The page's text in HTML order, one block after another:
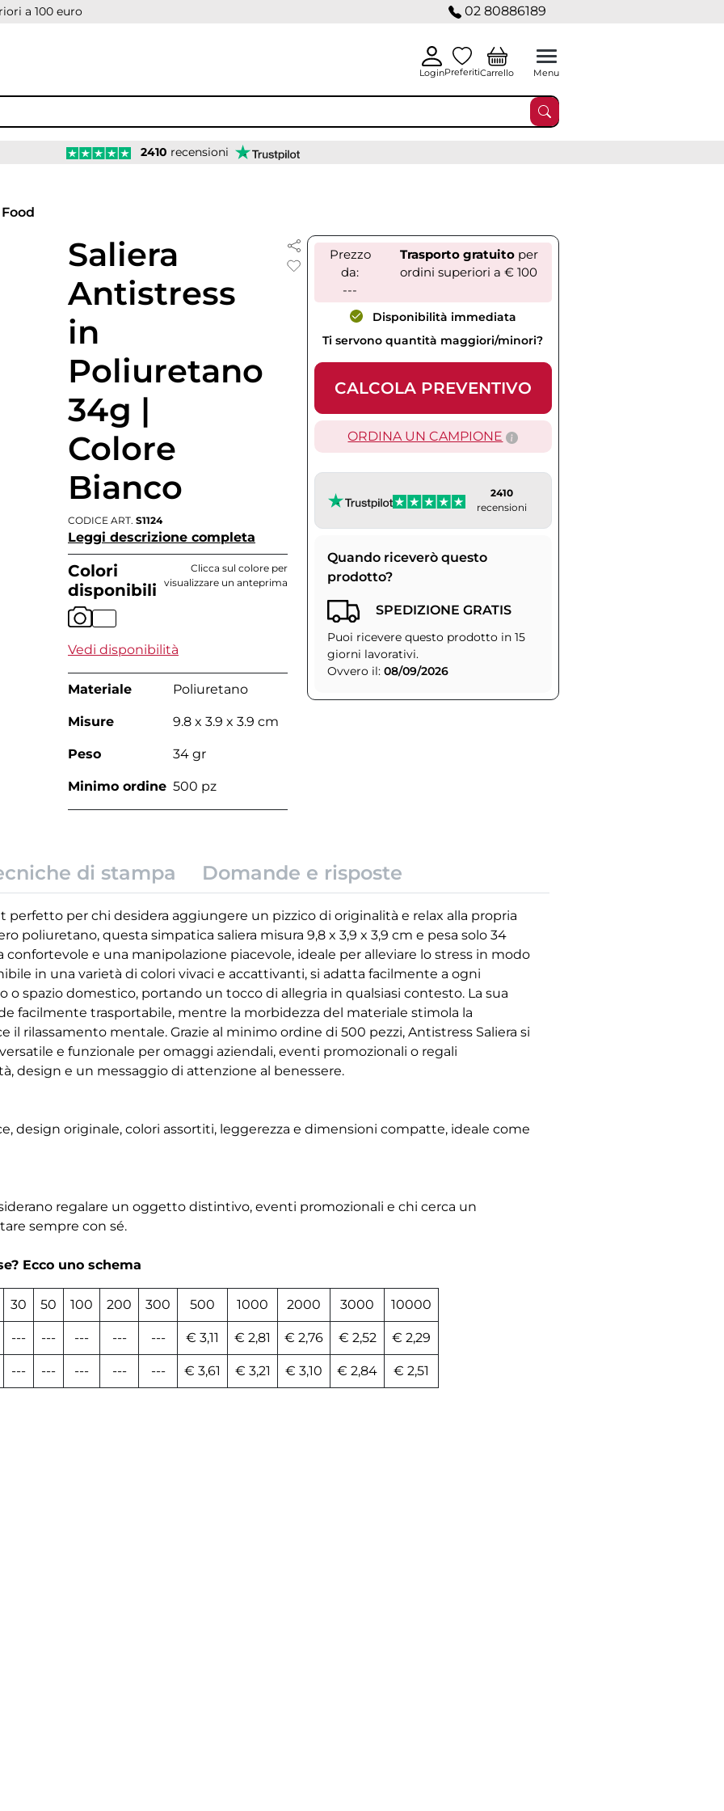
a 100 euro 02 80886189
LoginPreferitiCarrello Menu
2410 recensioni
Food
Saliera
Antistress
in
Poliuretano
34g |
Colore
Bianco
CODICE ART. S1124
Leggi descrizione completa
Colori
disponibili
Clicca sul colore per
visualizzare un anteprima
Vedi disponibilità
Materiale Poliuretano
Misure 9.8 x 3.9 x 3.9 cm
Peso 34 gr
Minimo ordine 500 pz
Prezzo
da:
---
Trasporto gratuitoper
ordini superiori a € 100
Disponibilità immediata
Ti servono quantità maggiori/minori?
CALCOLA PREVENTIVO
ORDINA UN CAMPIONE
2410
recensioni
Quando riceverò questo
prodotto?
SPEDIZIONE GRATIS
Puoi ricevere questo prodotto in 15
giorni lavorativi.
Ovvero il: 08/09/2026
di stampa Domande e risposte
perfetto per chi desidera aggiungere un pizzico di originalità e relax alla propria
poliuretano, questa simpatica saliera misura 9,8 x 3,9 x 3,9 cm e pesa solo 34
confortevole e una manipolazione piacevole, ideale per alleviare lo stress in modo
in una varietà di colori vivaci e accattivanti, si adatta facilmente a ogni
o spazio domestico, portando un tocco di allegria in qualsiasi contesto. La sua
facilmente trasportabile, mentre la morbidezza del materiale stimola la
il rilassamento mentale. Grazie al minimo ordine di 500 pezzi, Antistress Saliera si
e funzionale per omaggi aziendali, eventi promozionali o regali
design e un messaggio di attenzione al benessere.
design originale, colori assortiti, leggerezza e dimensioni compatte, ideale come
regalare un oggetto distintivo, eventi promozionali e chi cerca un
sempre con sé.
Ecco uno schema
30 50 100 200 300 500 1000 2000 3000 10000
--- --- --- --- --- € 3,11 € 2,81 € 2,76 € 2,52 € 2,29
--- --- --- --- --- € 3,61 € 3,21 € 3,10 € 2,84 € 2,51